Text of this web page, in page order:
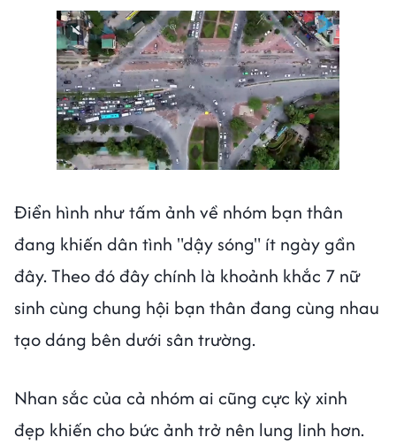
Điển hình như tấm ảnh về nhóm bạn thân
đang khiến dân tình "dậy sóng" ít ngày gần
đây. Theo đó đây chính là khoảnh khắc 7 nữ
sinh cùng chung hội bạn thân đang cùng nhau
tạo dáng bên dưới sân trường.
Nhan sắc của cả nhóm ai cũng cực kỳ xinh
đẹp khiến cho bức ảnh trở nên lung linh hơn.